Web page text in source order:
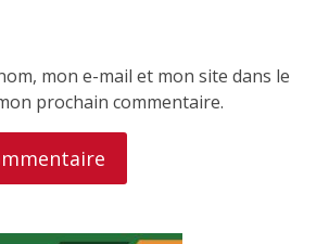
mon e-mail et mon site dans le
prochain commentaire.